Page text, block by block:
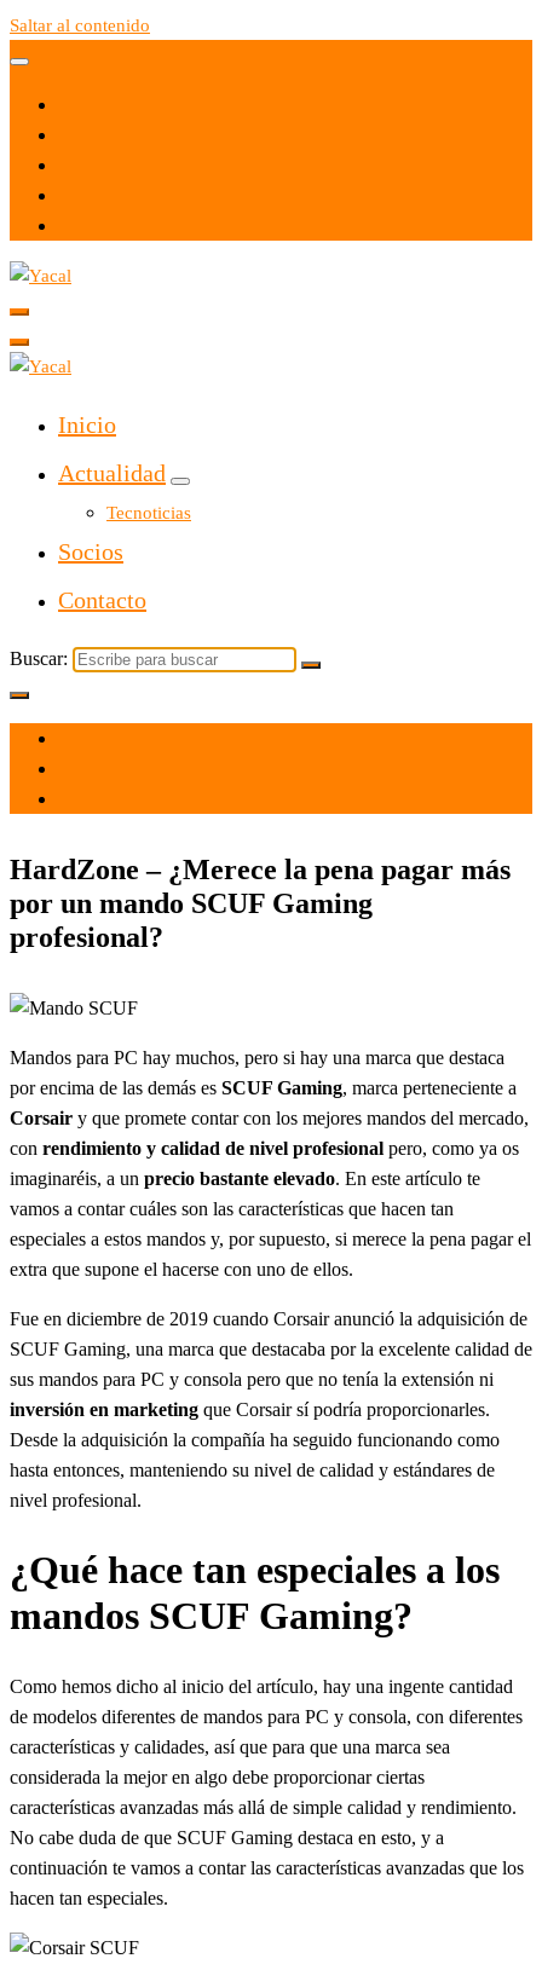
Saltar al contenido
Yacal micro hosting
Inicio
Actualidad
Tecnoticias
Socios
Contacto
Buscar:
HardZone – ¿Merece la pena pagar más
por un mando SCUF Gaming
profesional?
Mandos para PC hay muchos, pero si hay una marca que destaca
por encima de las demás es SCUF Gaming, marca perteneciente a
Corsair y que promete contar con los mejores mandos del mercado,
con rendimiento y calidad de nivel profesional pero, como ya os
imaginaréis, a un precio bastante elevado. En este artículo te
vamos a contar cuáles son las características que hacen tan
especiales a estos mandos y, por supuesto, si merece la pena pagar el
extra que supone el hacerse con uno de ellos.
Fue en diciembre de 2019 cuando Corsair anunció la adquisición de
SCUF Gaming, una marca que destacaba por la excelente calidad de
sus mandos para PC y consola pero que no tenía la extensión ni
inversión en marketing que Corsair sí podría proporcionarles.
Desde la adquisición la compañía ha seguido funcionando como
hasta entonces, manteniendo su nivel de calidad y estándares de
nivel profesional.
¿Qué hace tan especiales a los
mandos SCUF Gaming?
Como hemos dicho al inicio del artículo, hay una ingente cantidad
de modelos diferentes de mandos para PC y consola, con diferentes
características y calidades, así que para que una marca sea
considerada la mejor en algo debe proporcionar ciertas
características avanzadas más allá de simple calidad y rendimiento.
No cabe duda de que SCUF Gaming destaca en esto, y a
continuación te vamos a contar las características avanzadas que los
hacen tan especiales.